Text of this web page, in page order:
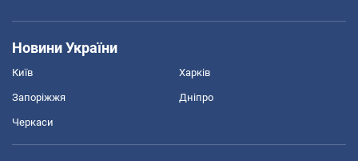
Новини України
Київ Харків
Запоріжжя Дніпро
Черкаси